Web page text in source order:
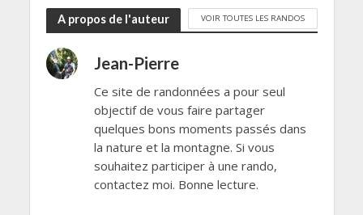
A propos de l'auteur VOIR TOUTES LES RANDOS
Jean-Pierre
Ce site de randonnées a pour seul
objectif de vous faire partager
quelques bons moments passés dans
la nature et la montagne. Si vous
souhaitez participer à une rando,
contactez moi. Bonne lecture.